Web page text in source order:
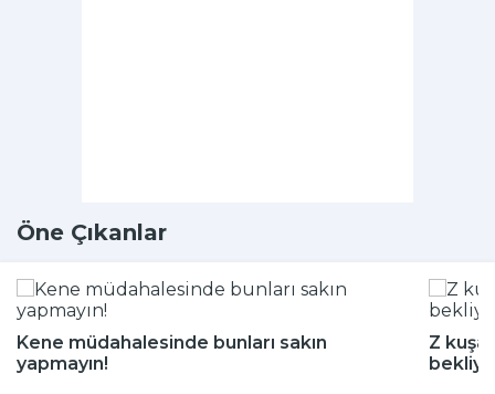
Öne Çıkanlar
Kene müdahalesinde bunları sakın
yapmayın!
Z